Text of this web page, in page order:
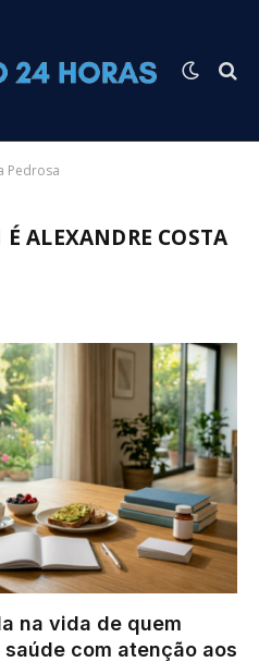
Pedrosa
ALEXANDRE COSTA
na vida de quem
com atenção aos